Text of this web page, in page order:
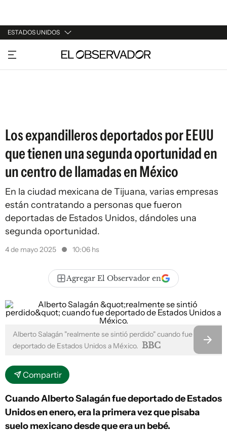
ESTADOS UNIDOS
URUGUAY
ARGENTINA
Los expandilleros deportados por EEUU
que tienen una segunda oportunidad en
un centro de llamadas en México
En la ciudad mexicana de Tijuana, varias empresas
están contratando a personas que fueron
deportadas de Estados Unidos, dándoles una
segunda oportunidad.
4 de mayo 2025 10:06 hs
Agregar El Observador en
Alberto Salagán "realmente se sintió perdido" cuando fue
deportado de Estados Unidos a México. BBC
Compartir
Cuando Alberto Salagán fue deportado de Estados
Unidos en enero, era la primera vez que pisaba
suelo mexicano desde que era un bebé.